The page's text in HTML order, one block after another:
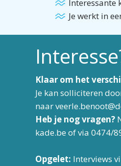
Interessante
Je werkt in
Klaar om het
Je kan solliciteren
naar
Heb je nog vragen?
kade.be of via 0474/
Opgelet: Interviews